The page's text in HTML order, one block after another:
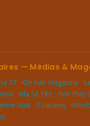
— Médias &
77 On Hair Magazine
Ma Sé Fée
Hair Play
Haïti
Tsunamy